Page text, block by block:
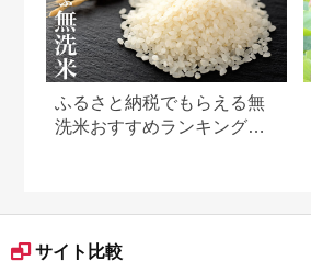
ふるさと納税でもらえる無
洗米おすすめランキング
サイト比較